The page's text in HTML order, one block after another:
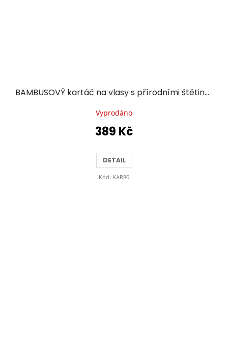
BAMBUSOVÝ kartáč na vlasy s přírodními štětinami s motivem kočky CAT
Vyprodáno
389 Kč
DETAIL
Kód: KAR80